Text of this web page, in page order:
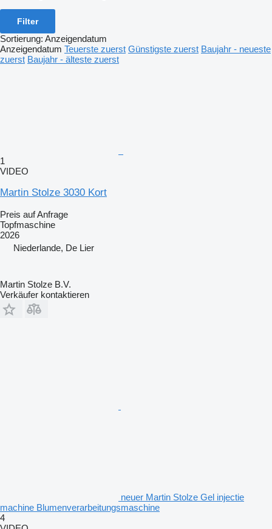
Filter
Sortierung: Anzeigendatum
Anzeigendatum Teuerste zuerst Günstigste zuerst Baujahr - neueste
zuerst Baujahr - älteste zuerst
1
VIDEO
Martin Stolze 3030 Kort
Preis auf Anfrage
Topfmaschine
2026
Niederlande, De Lier
Martin Stolze B.V.
Verkäufer kontaktieren
neuer Martin Stolze Gel injectie
machine Blumenverarbeitungsmaschine
4